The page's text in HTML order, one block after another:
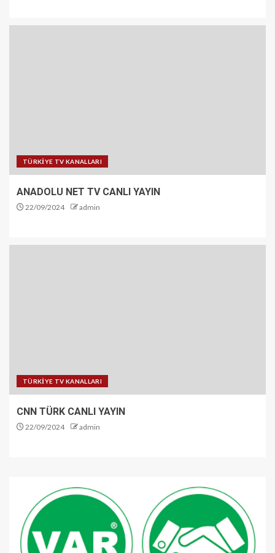
TÜRKİYE TV KANALLARI
ANADOLU NET TV CANLI YAYIN
22/09/2024 admin
TÜRKİYE TV KANALLARI
CNN TÜRK CANLI YAYIN
22/09/2024 admin